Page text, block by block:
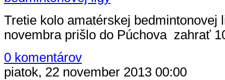
Tretie kolo amatérskej bedmintonovej
novembra prišlo do Púchova zahrať
0 komentárov
piatok, 22 november 2013 00:00